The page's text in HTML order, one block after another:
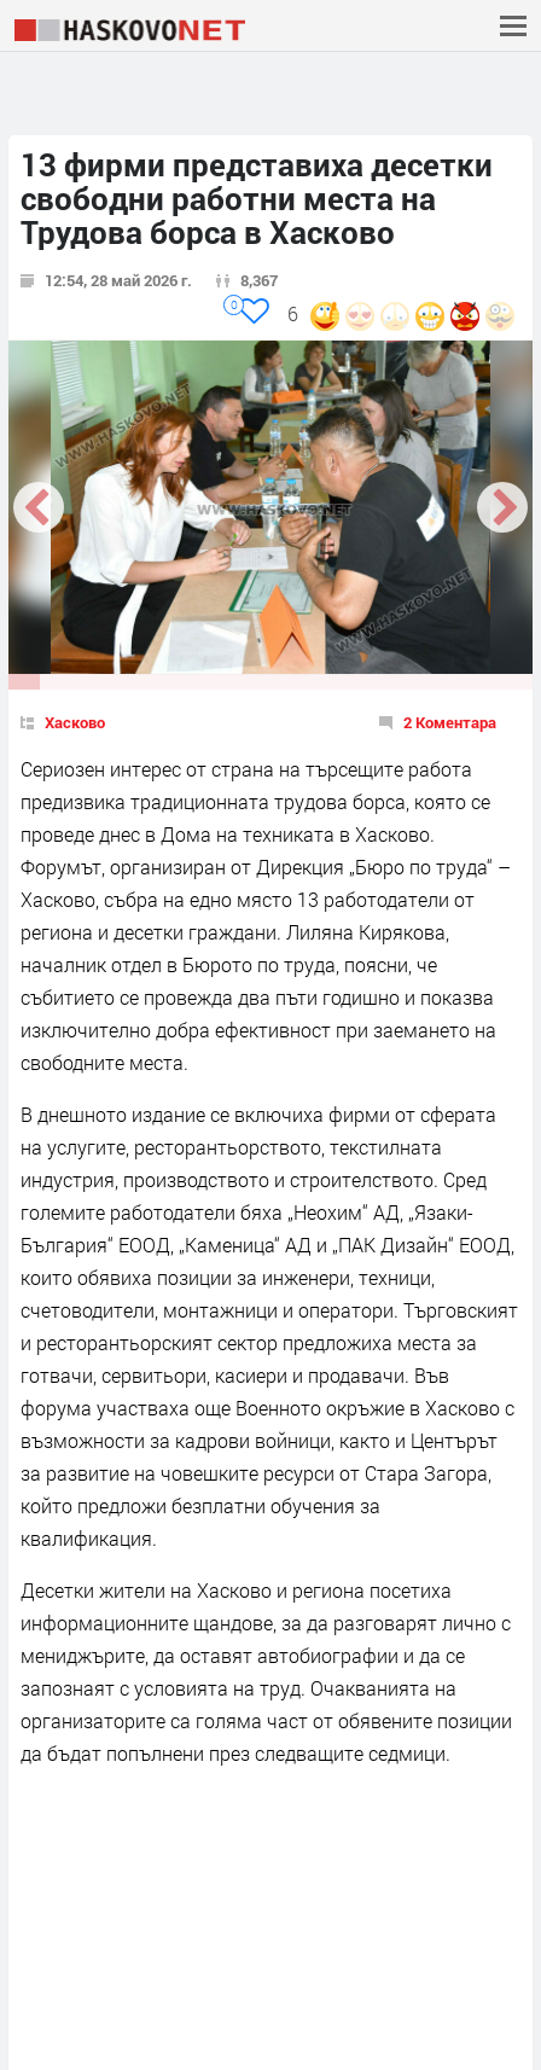
13 фирми представиха десетки
свободни работни места на
Трудова борса в Хасково
12:54, 28 май 2026 г. 8,367
6
0
Хасково 2 Коментара
Сериозен интерес от страна на търсещите работа
предизвика традиционната трудова борса, която се
проведе днес в Дома на техниката в Хасково.
Форумът, организиран от Дирекция „Бюро по труда“ –
Хасково, събра на едно място 13 работодатели от
региона и десетки граждани. Лиляна Кирякова,
началник отдел в Бюрото по труда, поясни, че
събитието се провежда два пъти годишно и показва
изключително добра ефективност при заемането на
свободните места.
В днешното издание се включиха фирми от сферата
на услугите, ресторантьорството, текстилната
индустрия, производството и строителството. Сред
големите работодатели бяха „Неохим“ АД, „Язаки-
България“ ЕООД, „Каменица“ АД и „ПАК Дизайн“ ЕООД,
които обявиха позиции за инженери, техници,
счетоводители, монтажници и оператори. Търговският
и ресторантьорският сектор предложиха места за
готвачи, сервитьори, касиери и продавачи. Във
форума участваха още Военното окръжие в Хасково с
възможности за кадрови войници, както и Центърът
за развитие на човешките ресурси от Стара Загора,
който предложи безплатни обучения за
квалификация.
Десетки жители на Хасково и региона посетиха
информационните щандове, за да разговарят лично с
мениджърите, да оставят автобиографии и да се
запознаят с условията на труд. Очакванията на
организаторите са голяма част от обявените позиции
да бъдат попълнени през следващите седмици.